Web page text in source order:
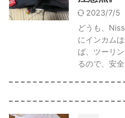
2023/7/5
どうも、
にインカム
ば、ツーリ
るので、安